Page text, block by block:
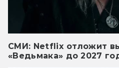
СМИ: Netflix отложит
«Ведьмака» до 2027